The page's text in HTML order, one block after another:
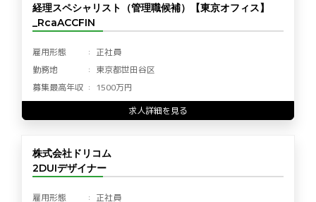
経理スペシャリスト（管理職候補）【東京オフィス】
_RcaACCFIN
雇用形態
正社員
勤務地
東京都世田谷区
募集最高年収
1500万円
求人詳細を見る
株式会社ドリコム
2DUIデザイナー
雇用形態 正社員